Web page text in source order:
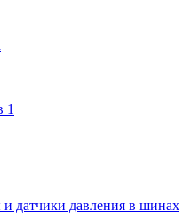
1
датчики давления в шинах